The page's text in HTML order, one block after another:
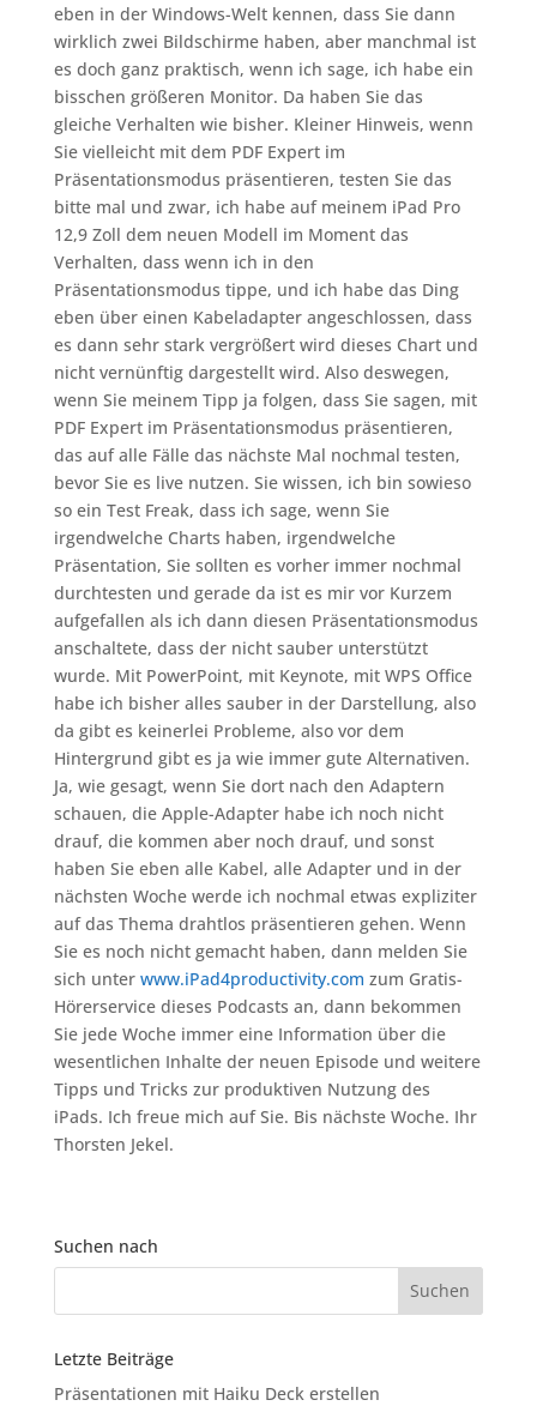
eben in der Windows-Welt kennen, dass Sie dann
wirklich zwei Bildschirme haben, aber manchmal ist
es doch ganz praktisch, wenn ich sage, ich habe ein
bisschen größeren Monitor. Da haben Sie das
gleiche Verhalten wie bisher. Kleiner Hinweis, wenn
Sie vielleicht mit dem PDF Expert im
Präsentationsmodus präsentieren, testen Sie das
bitte mal und zwar, ich habe auf meinem iPad Pro
12,9 Zoll dem neuen Modell im Moment das
Verhalten, dass wenn ich in den
Präsentationsmodus tippe, und ich habe das Ding
eben über einen Kabeladapter angeschlossen, dass
es dann sehr stark vergrößert wird dieses Chart und
nicht vernünftig dargestellt wird. Also deswegen,
wenn Sie meinem Tipp ja folgen, dass Sie sagen, mit
PDF Expert im Präsentationsmodus präsentieren,
das auf alle Fälle das nächste Mal nochmal testen,
bevor Sie es live nutzen. Sie wissen, ich bin sowieso
so ein Test Freak, dass ich sage, wenn Sie
irgendwelche Charts haben, irgendwelche
Präsentation, Sie sollten es vorher immer nochmal
durchtesten und gerade da ist es mir vor Kurzem
aufgefallen als ich dann diesen Präsentationsmodus
anschaltete, dass der nicht sauber unterstützt
wurde. Mit PowerPoint, mit Keynote, mit WPS Office
habe ich bisher alles sauber in der Darstellung, also
da gibt es keinerlei Probleme, also vor dem
Hintergrund gibt es ja wie immer gute Alternativen.
Ja, wie gesagt, wenn Sie dort nach den Adaptern
schauen, die Apple-Adapter habe ich noch nicht
drauf, die kommen aber noch drauf, und sonst
haben Sie eben alle Kabel, alle Adapter und in der
nächsten Woche werde ich nochmal etwas expliziter
auf das Thema drahtlos präsentieren gehen. Wenn
Sie es noch nicht gemacht haben, dann melden Sie
sich unter www.iPad4productivity.com zum Gratis-
Hörerservice dieses Podcasts an, dann bekommen
Sie jede Woche immer eine Information über die
wesentlichen Inhalte der neuen Episode und weitere
Tipps und Tricks zur produktiven Nutzung des
iPads. Ich freue mich auf Sie. Bis nächste Woche. Ihr
Thorsten Jekel.
Suchen nach
Letzte Beiträge
Präsentationen mit Haiku Deck erstellen